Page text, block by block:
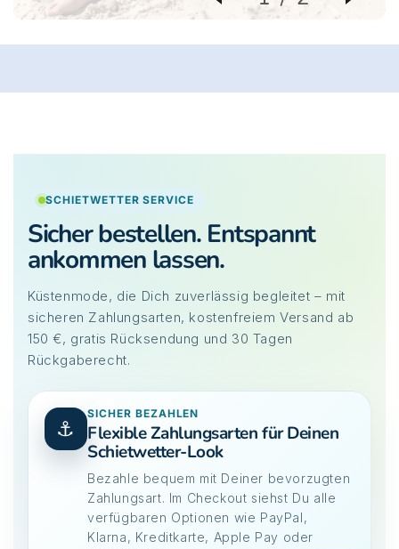
SCHIETWETTER SERVICE
Sicher bestellen. Entspannt
ankommen lassen.
Küstenmode, die Dich zuverlässig begleitet – mit
sicheren Zahlungsarten, kostenfreiem Versand ab
150 €, gratis Rücksendung und 30 Tagen
Rückgaberecht.
⚓
SICHER BEZAHLEN
Flexible Zahlungsarten für Deinen
Schietwetter-Look
Bezahle bequem mit Deiner bevorzugten
Zahlungsart. Im Checkout siehst Du alle
verfügbaren Optionen wie PayPal,
Klarna, Kreditkarte, Apple Pay oder